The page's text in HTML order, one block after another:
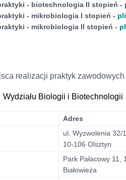
- biotechnologia II stopień-
- mikrobiologia I stopień-
- mikrobiologia II stopień-
realizacji praktyk
Wydziału Biologii i Biotechnologii
Adres
ul. Wyzwolenia 32/
10-106 Olsztyn
Park Pałacowy 11,
Białowieża